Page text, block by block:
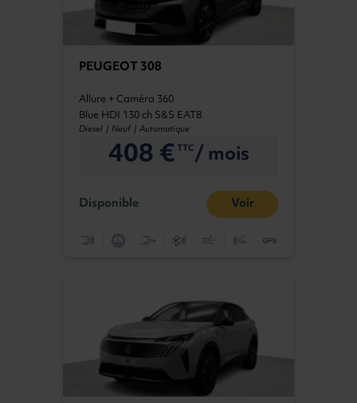
sur la qualité de fabrication. Vous trouverez
parmi nos offres une voiture Peugeot qui
correspond à vos exigences en termes de
taille, de performances, de consommation ou
PEUGEOT 308
Allure + Caméra 360
Blue HDI 130 ch S&S EAT8
Diesel | Neuf | Automatique
408 €TTC/ mois
Disponible Voir